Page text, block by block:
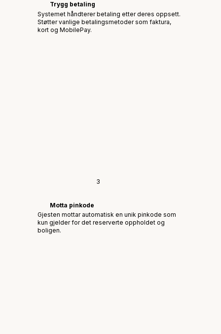
Trygg betaling
Systemet håndterer betaling etter deres oppsett.
Støtter vanlige betalingsmetoder som faktura,
kort og MobilePay.
Motta pinkode
Gjesten mottar automatisk en unik pinkode som
kun gjelder for det reserverte oppholdet og
boligen.
3